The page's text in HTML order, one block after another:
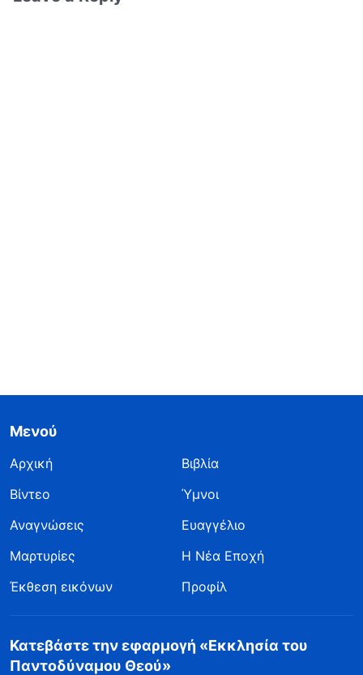
Μενού
Αρχική
Βιβλία
Βίντεο
Ύμνοι
Αναγνώσεις
Ευαγγέλιο
Μαρτυρίες
Η Νέα Εποχή
Έκθεση εικόνων
Προφίλ
Κατεβάστε την εφαρμογή «Εκκλησία του
Παντοδύναμου Θεού»